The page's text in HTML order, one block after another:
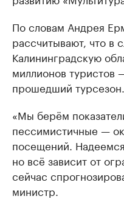
По словам Андрея
рассчитывают, что в
Калининградскую
миллионов туристов
прошедший турсезон.
«Мы берём
пессимистичные —
посещений.
но всё зависит от
сейчас
министр.